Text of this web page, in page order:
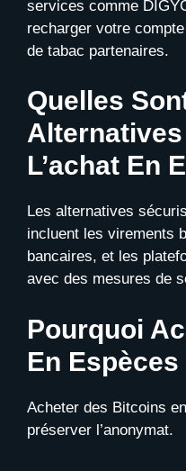
services comme
recharger votre
de tabac partenaires.
Quelles
L’achat En
Les alternatives
incluent les virements
bancaires, et les
avec des mesures de
Pourquoi
En Espèces
Acheter des Bitcoins
préserver l’anonymat.